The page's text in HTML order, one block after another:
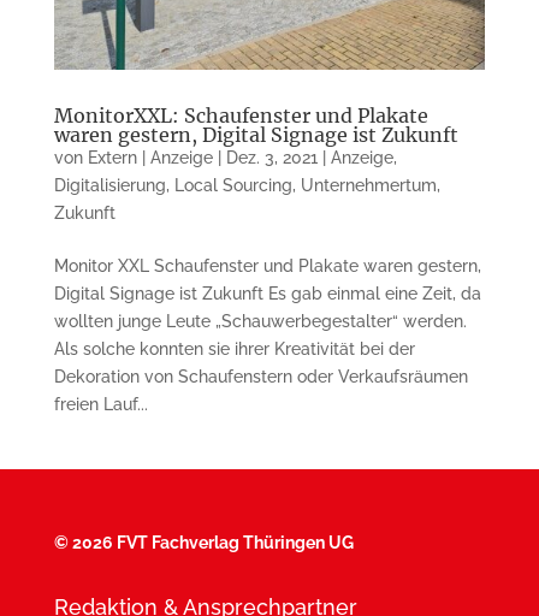
MonitorXXL: Schaufenster und Plakate
waren gestern, Digital Signage ist Zukunft
von Extern | Anzeige| Dez. 3, 2021 Anzeige,
Digitalisierung, Local Sourcing, Unternehmertum,
Zukunft
Monitor XXL Schaufenster und Plakate waren gestern,
Digital Signage ist Zukunft Es gab einmal eine Zeit, da
wollten junge Leute „Schauwerbegestalter“ werden.
Als solche konnten sie ihrer Kreativität bei der
Dekoration von Schaufenstern oder Verkaufsräumen
freien Lauf...
©2026 FVT Fachverlag Thüringen UG
Redaktion & Ansprechpartner